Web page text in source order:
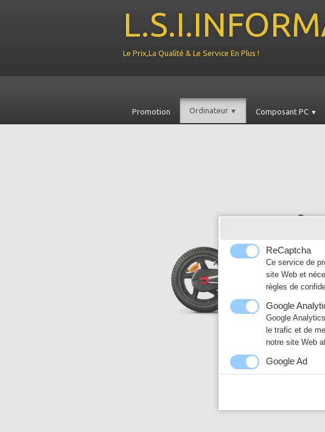
Le Prix,La Qualité & Le Service En Plus !
Promotion Ordinateur ▼ Composant PC ▼
ReCaptcha
Ce service de
site Web et
règles de
Google
Google
le trafic et de
notre site Web
Google Ad
Notre site Web
acceptez les
https://